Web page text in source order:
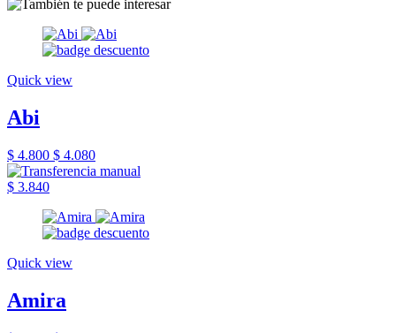
Quick view
Abi
$ 4.800 $ 4.080
$ 3.840
Quick view
Amira